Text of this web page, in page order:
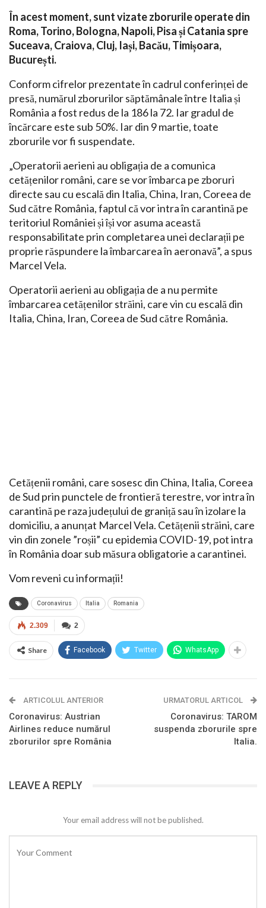
În acest moment, sunt vizate zborurile operate din
Roma, Torino, Bologna, Napoli, Pisa și Catania spre
Suceava, Craiova, Cluj, Iași, Bacău, Timișoara,
București.
Conform cifrelor prezentate în cadrul conferinței de
presă, numărul zborurilor săptămânale între Italia și
România a fost redus de la 186 la 72. Iar gradul de
încărcare este sub 50%. Iar din 9 martie, toate
zborurile vor fi suspendate.
„Operatorii aerieni au obligația de a comunica
cetățenilor români, care se vor îmbarca pe zboruri
directe sau cu escală din Italia, China, Iran, Coreea de
Sud către România, faptul că vor intra în carantină pe
teritoriul României și își vor asuma această
responsabilitate prin completarea unei declarații pe
proprie răspundere la îmbarcarea în aeronavă”, a spus
Marcel Vela.
Operatorii aerieni au obligația de a nu permite
îmbarcarea cetățenilor străini, care vin cu escală din
Italia, China, Iran, Coreea de Sud către România.
Cetățenii români, care sosesc din China, Italia, Coreea
de Sud prin punctele de frontieră terestre, vor intra în
carantină pe raza județului de graniță sau în izolare la
domiciliu, a anunțat Marcel Vela. Cetățenii străini, care
vin din zonele ”roșii” cu epidemia COVID-19, pot intra
în România doar sub măsura obligatorie a carantinei.
Vom reveni cu informații!
Coronavirus Italia Romania
2
2.309
Share Facebook Twitter WhatsApp
ARTICOLUL ANTERIOR
Coronavirus: Austrian
Airlines reduce numărul
zborurilor spre România
URMATORUL ARTICOL
Coronavirus: TAROM
suspenda zborurile spre
Italia.
LEAVE A REPLY
Your email address will not be published.